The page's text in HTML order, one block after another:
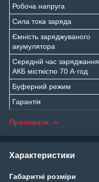
Робоча напруга
Сила тока заряда
Ємність заряджуваного
акумулятора
Середній час заряджання
АКБ місткістю 70 А·год
Буферний режим
Гарантія
Приховати
Характеристики
Габаритні розміри